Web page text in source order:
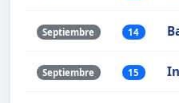
Septiembre 14
Septiembre 15